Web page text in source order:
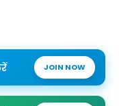
JOIN NOW